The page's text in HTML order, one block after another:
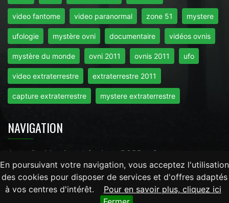
En poursuivant votre navigation, vous acceptez l'utilisation
des cookies pour disposer de services et d'offres adaptés
à vos centres d'intérêt.
Pour en savoir plus, cliquez ici
video fantome video paranormal zone 51 mystere
ufologie mystère ovni documentaire vidéos ovnis
mystère du monde ovni 2011 ovnis 2011 ufo
video extraterrestre extraterrestre 2011
capture extraterrestre mystere extraterrestre
NAVIGATION
Accueil Mentions Légales RGPD Contact
Tout droits réservés © 2026 - Mysteredumonde.com -